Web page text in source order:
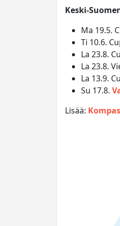
Keski-
Ma 19.5.
Ti 10.6.
La 23.8.
La 23.8.
La 13.9.
Su 17.8.
Lisää: